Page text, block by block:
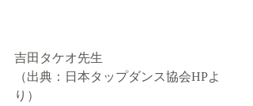
吉田タケオ先生
（出典：日本タップダンス協会HPよ
り）